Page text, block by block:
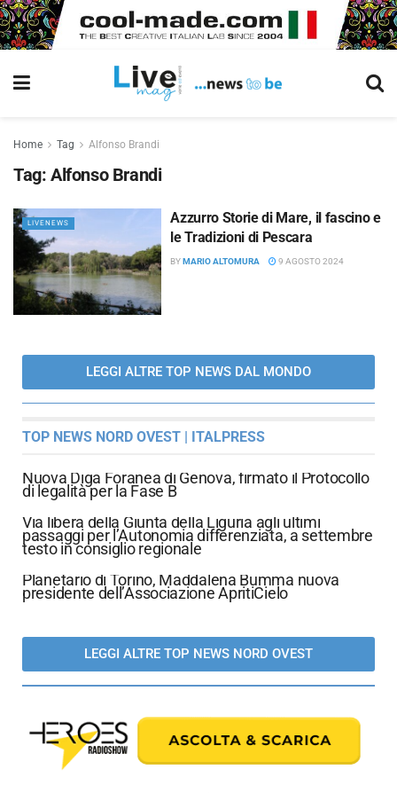
Home Tag Alfonso Brandi
Tag: Alfonso Brandi
LIVENEWS
Azzurro Storie di Mare, il fascino e
le Tradizioni di Pescara
BYMARIO ALTOMURA 9 AGOSTO 2024
LEGGI ALTRE TOP NEWS DAL MONDO
TOP NEWS NORD OVEST | ITALPRESS
Nuova Diga Foranea di Genova, firmato il Protocollo
di legalità per la Fase B
Via libera della Giunta della Liguria agli ultimi
passaggi per l’Autonomia differenziata, a settembre
testo in consiglio regionale
Planetario di Torino, Maddalena Bumma nuova
presidente dell’Associazione ApritiCielo
LEGGI ALTRE TOP NEWS NORD OVEST